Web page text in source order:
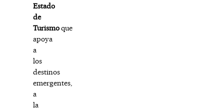
Estado
de
Turismoque
apoya
a
los
destinos
emergentes,
a
la